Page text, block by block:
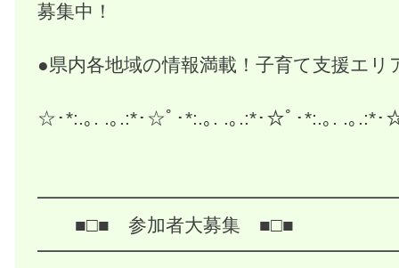
募集中！
●県内各地域の情報満載！子育て支援エリ
☆･*:.｡. .｡.:*･☆ﾟ･*:.｡. .｡.:*･☆ﾟ･*:.｡. .｡.:*･
■□■ 参加者大募集 ■□■